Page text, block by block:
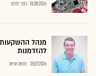
01.08.2026 כתבי גלובס
מנהל
להזדמנות
28.07.2026 נתנאל אריאל